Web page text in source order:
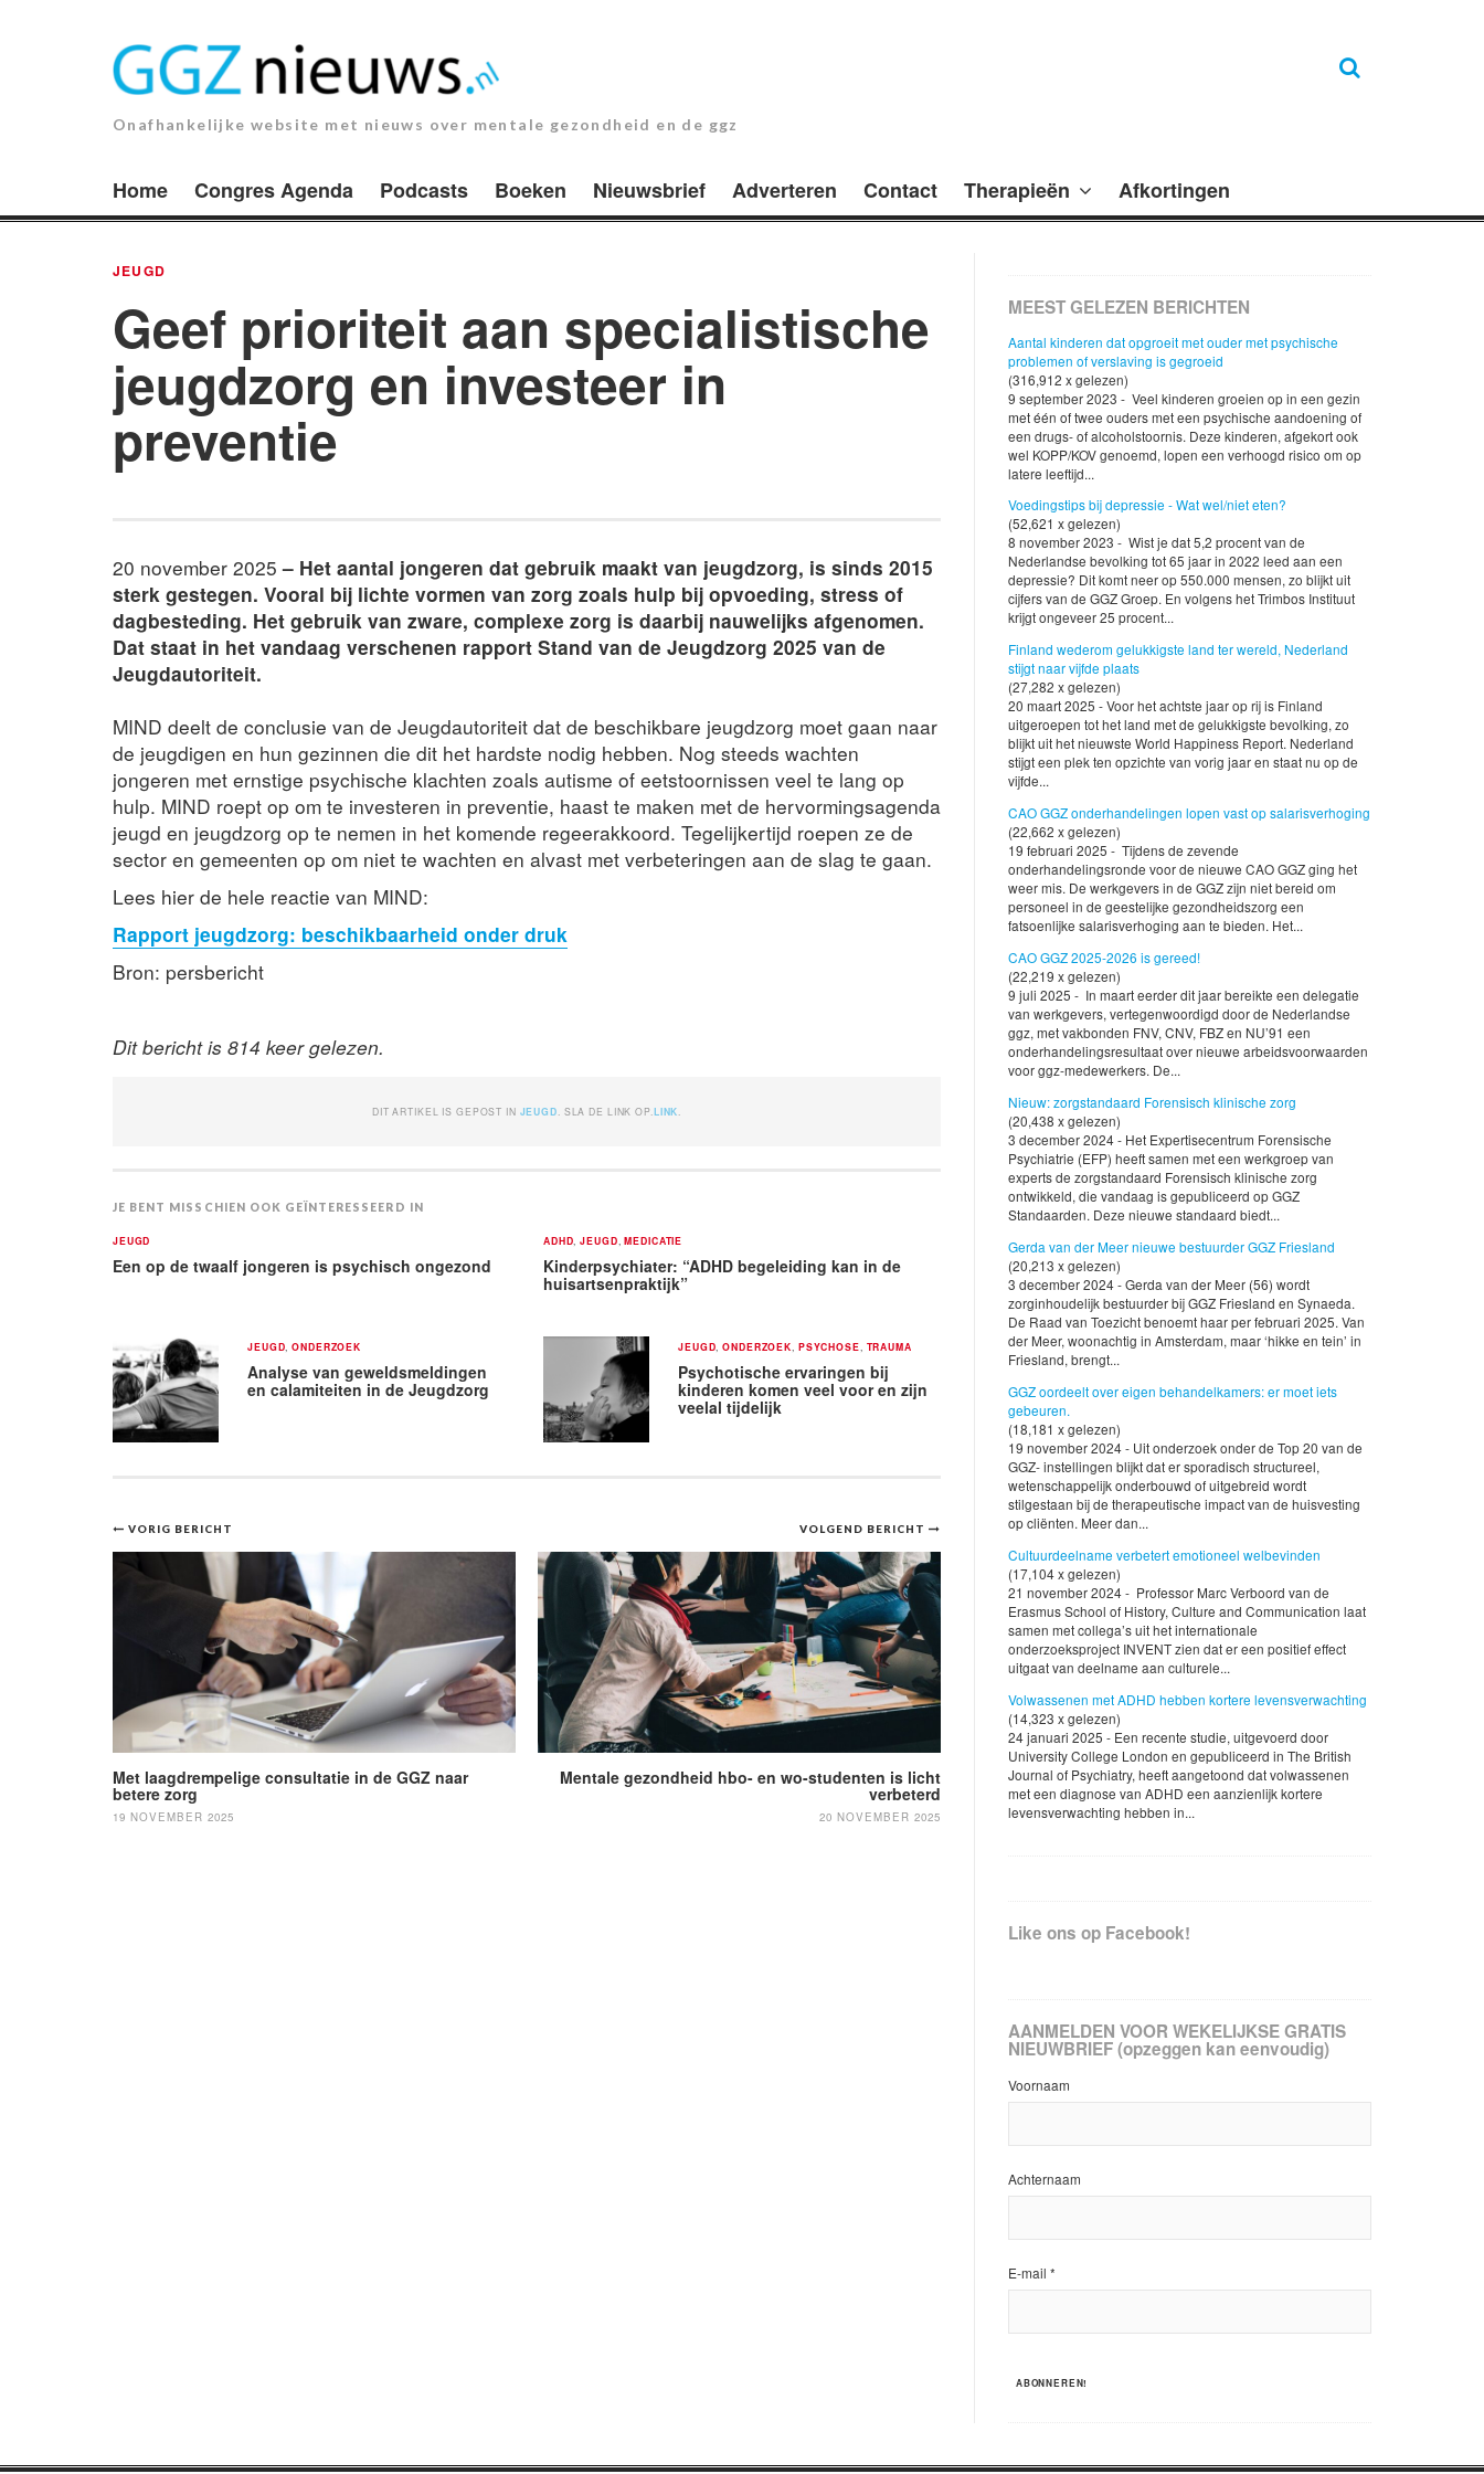
Onafhankelijke website met nieuws over mentale gezondheid en de ggz
Home Congres Agenda Podcasts Boeken Nieuwsbrief Adverteren Contact Therapieën Afkortingen
JEUGD
Geef prioriteit aan specialistische
jeugdzorg en investeer in
preventie
20 november 2025– Het aantal jongeren dat gebruik maakt van jeugdzorg, is sinds 2015
sterk gestegen. Vooral bij lichte vormen van zorg zoals hulp bij opvoeding, stress of
dagbesteding. Het gebruik van zware, complexe zorg is daarbij nauwelijks afgenomen.
Dat staat in het vandaag verschenen rapport Stand van de Jeugdzorg 2025 van de
Jeugdautoriteit.
MIND deelt de conclusie van de Jeugdautoriteit dat de beschikbare jeugdzorg moet gaan naar
de jeugdigen en hun gezinnen die dit het hardste nodig hebben. Nog steeds wachten
jongeren met ernstige psychische klachten zoals autisme of eetstoornissen veel te lang op
hulp. MIND roept op om te investeren in preventie, haast te maken met de hervormingsagenda
jeugd en jeugdzorg op te nemen in het komende regeerakkoord. Tegelijkertijd roepen ze de
sector en gemeenten op om niet te wachten en alvast met verbeteringen aan de slag te gaan.
Lees hier de hele reactie van MIND:
Rapport jeugdzorg: beschikbaarheid onder druk
Bron: persbericht
Dit bericht is 814 keer gelezen.
DIT ARTIKEL IS GEPOST IN JEUGD . SLA DE LINK OP. LINK
JE BENT MISSCHIEN OOK GEÏNTERESSEERD IN
JEUGD
Een op de twaalf jongeren is psychisch ongezond
ADHD ,JEUGD ,MEDICATIE
Kinderpsychiater: “ADHD begeleiding kan in de
huisartsenpraktijk”
JEUGD ,ONDERZOEK
Analyse van geweldsmeldingen
en calamiteiten in de Jeugdzorg
JEUGD ,ONDERZOEK PSYCHOSE TRAUMA
Psychotische ervaringen bij
kinderen komen veel voor en zijn
veelal tijdelijk
Bericht
navigatie
VOLGEND BERICHT
Mentale gezondheid hbo- en wo-studenten is licht
verbeterd
20 NOVEMBER 2025
VORIG BERICHT
Met laagdrempelige consultatie in de GGZ naar
betere zorg
19 NOVEMBER 2025
MEEST GELEZEN BERICHTEN
Aantal kinderen dat opgroeit met ouder met psychische
problemen of verslaving is gegroeid
(316,912 x gelezen)
9 september 2023 - Veel kinderen groeien op in een gezin
met één of twee ouders met een psychische aandoening of
een drugs- of alcoholstoornis. Deze kinderen, afgekort ook
wel KOPP/KOV genoemd, lopen een verhoogd risico om op
latere leeftijd...
Voedingstips bij depressie - Wat wel/niet eten?
(52,621 x gelezen)
8 november 2023 - Wist je dat 5,2 procent van de
Nederlandse bevolking tot 65 jaar in 2022 leed aan een
depressie? Dit komt neer op 550.000 mensen, zo blijkt uit
cijfers van de GGZ Groep. En volgens het Trimbos Instituut
krijgt ongeveer 25 procent...
Finland wederom gelukkigste land ter wereld, Nederland
stijgt naar vijfde plaats
(27,282 x gelezen)
20 maart 2025 - Voor het achtste jaar op rij is Finland
uitgeroepen tot het land met de gelukkigste bevolking, zo
blijkt uit het nieuwste World Happiness Report. Nederland
stijgt een plek ten opzichte van vorig jaar en staat nu op de
vijfde...
CAO GGZ onderhandelingen lopen vast op salarisverhoging
(22,662 x gelezen)
19 februari 2025 - Tijdens de zevende
onderhandelingsronde voor de nieuwe CAO GGZ ging het
weer mis. De werkgevers in de GGZ zijn niet bereid om
personeel in de geestelijke gezondheidszorg een
fatsoenlijke salarisverhoging aan te bieden. Het...
CAO GGZ 2025-2026 is gereed!
(22,219 x gelezen)
9 juli 2025 - In maart eerder dit jaar bereikte een delegatie
van werkgevers, vertegenwoordigd door de Nederlandse
ggz, met vakbonden FNV, CNV, FBZ en NU’91 een
onderhandelingsresultaat over nieuwe arbeidsvoorwaarden
voor ggz-medewerkers. De...
Nieuw: zorgstandaard Forensisch klinische zorg
(20,438 x gelezen)
3 december 2024 - Het Expertisecentrum Forensische
Psychiatrie (EFP) heeft samen met een werkgroep van
experts de zorgstandaard Forensisch klinische zorg
ontwikkeld, die vandaag is gepubliceerd op GGZ
Standaarden. Deze nieuwe standaard biedt...
Gerda van der Meer nieuwe bestuurder GGZ Friesland
(20,213 x gelezen)
3 december 2024 - Gerda van der Meer (56) wordt
zorginhoudelijk bestuurder bij GGZ Friesland en Synaeda.
De Raad van Toezicht benoemt haar per februari 2025. Van
der Meer, woonachtig in Amsterdam, maar ‘hikke en tein’ in
Friesland, brengt...
GGZ oordeelt over eigen behandelkamers: er moet iets
gebeuren.
(18,181 x gelezen)
19 november 2024 - Uit onderzoek onder de Top 20 van de
GGZ- instellingen blijkt dat er sporadisch structureel,
wetenschappelijk onderbouwd of uitgebreid wordt
stilgestaan bij de therapeutische impact van de huisvesting
op cliënten. Meer dan...
Cultuurdeelname verbetert emotioneel welbevinden
(17,104 x gelezen)
21 november 2024 - Professor Marc Verboord van de
Erasmus School of History, Culture and Communication laat
samen met collega’s uit het internationale
onderzoeksproject INVENT zien dat er een positief effect
uitgaat van deelname aan culturele...
Volwassenen met ADHD hebben kortere levensverwachting
(14,323 x gelezen)
24 januari 2025 - Een recente studie, uitgevoerd door
University College London en gepubliceerd in The British
Journal of Psychiatry, heeft aangetoond dat volwassenen
met een diagnose van ADHD een aanzienlijk kortere
levensverwachting hebben in...
Like ons op Facebook!
AANMELDEN VOOR WEKELIJKSE GRATIS
NIEUWBRIEF (opzeggen kan eenvoudig)
Voornaam
Achternaam
E-mail *